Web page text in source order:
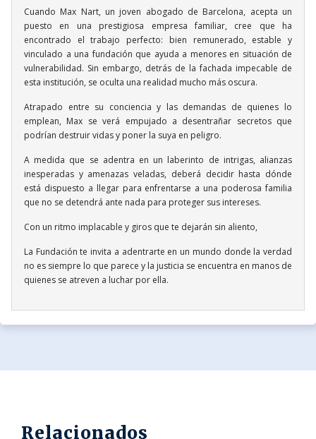
Cuando Max Nart, un joven abogado de Barcelona, acepta un
puesto en una prestigiosa empresa familiar, cree que ha
encontrado el trabajo perfecto: bien remunerado, estable y
vinculado a una fundación que ayuda a menores en situación de
vulnerabilidad. Sin embargo, detrás de la fachada impecable de
esta institución, se oculta una realidad mucho más oscura.
Atrapado entre su conciencia y las demandas de quienes lo
emplean, Max se verá empujado a desentrañar secretos que
podrían destruir vidas y poner la suya en peligro.
A medida que se adentra en un laberinto de intrigas, alianzas
inesperadas y amenazas veladas, deberá decidir hasta dónde
está dispuesto a llegar para enfrentarse a una poderosa familia
que no se detendrá ante nada para proteger sus intereses.
Con un ritmo implacable y giros que te dejarán sin aliento,
La Fundación te invita a adentrarte en un mundo donde la verdad
no es siempre lo que parece y la justicia se encuentra en manos de
quienes se atreven a luchar por ella.
Relacionados